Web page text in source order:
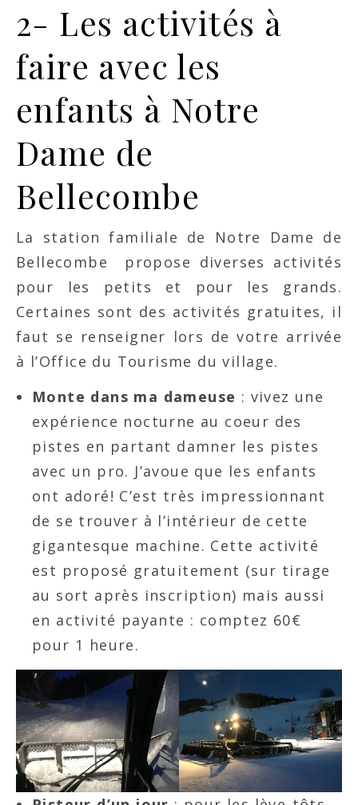
2- Les activités à
faire avec les
enfants à Notre
Dame de
Bellecombe
La station familiale de Notre Dame de
Bellecombe propose diverses activités
pour les petits et pour les grands.
Certaines sont des activités gratuites, il
faut se renseigner lors de votre arrivée
à l’Office du Tourisme du village.
Monte dans ma dameuse : vivez une
expérience nocturne au coeur des
pistes en partant damner les pistes
avec un pro. J’avoue que les enfants
ont adoré! C’est très impressionnant
de se trouver à l’intérieur de cette
gigantesque machine. Cette activité
est proposé gratuitement (sur tirage
au sort après inscription) mais aussi
en activité payante : comptez 60€
pour 1 heure.